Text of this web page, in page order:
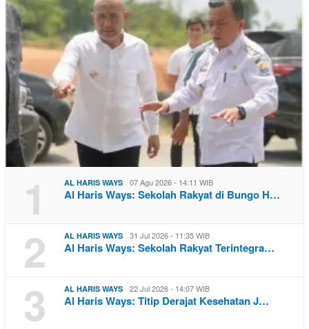
1 AL HARIS WAYS 07 Agu 2026 - 14:11 WIB
Al Haris Ways: Sekolah Rakyat di Bungo H…
2 AL HARIS WAYS 31 Jul 2026 - 11:35 WIB
Al Haris Ways: Sekolah Rakyat Terintegra…
3 AL HARIS WAYS 22 Jul 2026 - 14:07 WIB
Al Haris Ways: Titip Derajat Kesehatan J…